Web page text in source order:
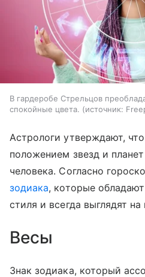
В гардеробе Стрельцов
спокойные цвета.
источник:
Астрологи утверждают,
положением звезд и
человека. Согласно
зодиака, которые
стиля и всегда выглядят на
Весы
Знак зодиака, который